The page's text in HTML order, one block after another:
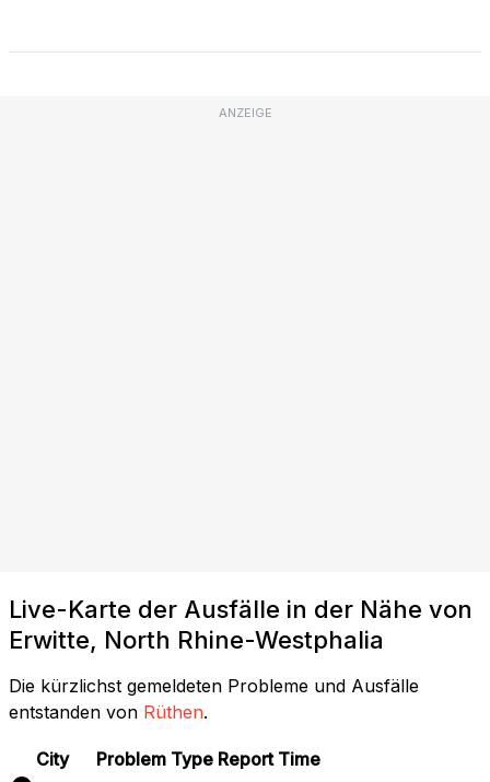
ANZEIGE
Live-Karte der Ausfälle in der Nähe von
Erwitte, North Rhine-Westphalia
Die kürzlichst gemeldeten Probleme und Ausfälle
entstanden von Rüthen.
City Problem Type Report Time